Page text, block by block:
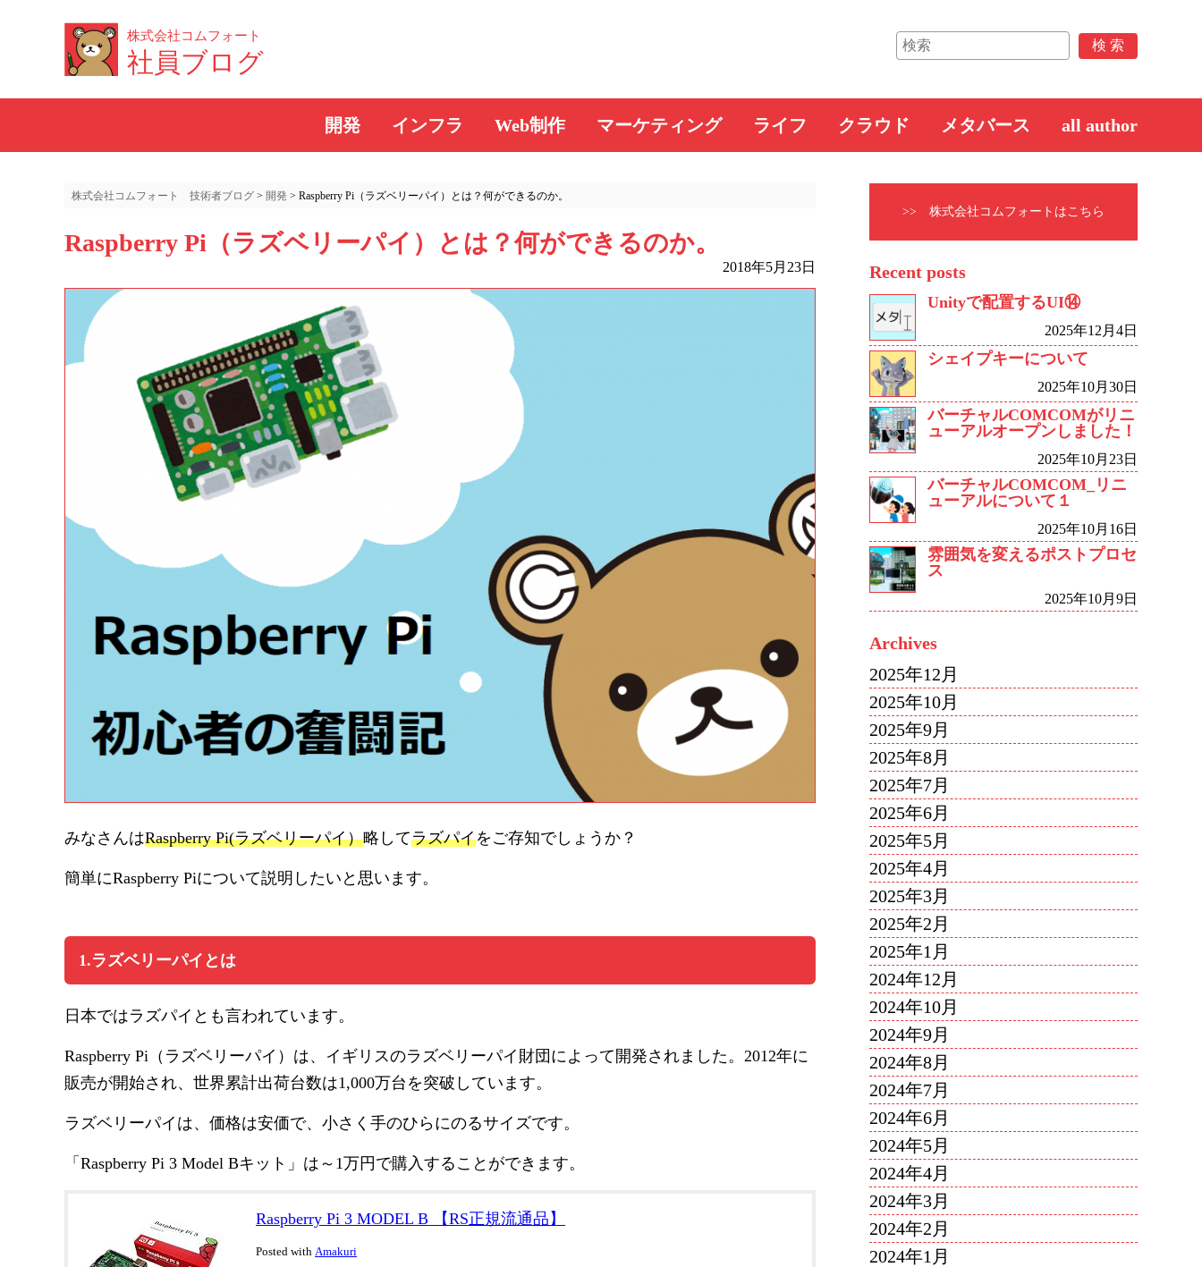
株式会社コムフォート
社員ブログ
開発 インフラ Web制作 マーケティング ライフ クラウド メタバース all author
株式会社コムフォート 技術者ブログ > 開発 > Raspberry Pi（ラズベリーパイ）とは？何ができるのか。
Raspberry Pi（ラズベリーパイ）とは？何ができるのか。
2018年5月23日
みなさんはRaspberry Pi(ラズベリーパイ）略してラズパイをご存知でしょうか？
簡単にRaspberry Piについて説明したいと思います。
1.ラズベリーパイとは
日本ではラズパイとも言われています。
Raspberry Pi（ラズベリーパイ）は、イギリスのラズベリーパイ財団によって開発されました。2012年に
販売が開始され、世界累計出荷台数は1,000万台を突破しています。
ラズベリーパイは、価格は安価で、小さく手のひらにのるサイズです。
「Raspberry Pi 3 Model Bキット」は～1万円で購入することができます。
Raspberry Pi 3 MODEL B 【RS正規流通品】
Posted with Amakuri
>> 株式会社コムフォートはこちら
Recent posts
Unityで配置するUI⑭
2025年12月4日
シェイプキーについて
2025年10月30日
バーチャルCOMCOMがリニ
ューアルオープンしました！
2025年10月23日
バーチャルCOMCOM_リニ
ューアルについて１
2025年10月16日
雰囲気を変えるポストプロセ
ス
2025年10月9日
Archives
2025年12月
2025年10月
2025年9月
2025年8月
2025年7月
2025年6月
2025年5月
2025年4月
2025年3月
2025年2月
2025年1月
2024年12月
2024年10月
2024年9月
2024年8月
2024年7月
2024年6月
2024年5月
2024年4月
2024年3月
2024年2月
2024年1月